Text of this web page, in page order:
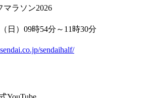
マラソン2026
日）09時54分～11時30分
sendaihalf/